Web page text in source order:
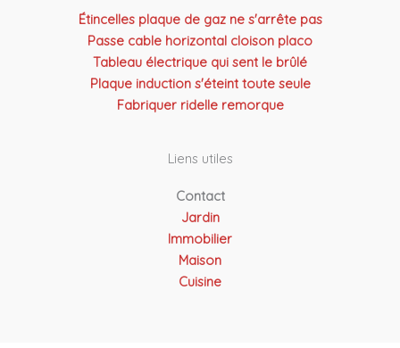
Étincelles plaque de gaz ne s'arrête pas
Passe cable horizontal cloison placo
Tableau électrique qui sent le brûlé
Plaque induction s'éteint toute seule
Fabriquer ridelle remorque
Liens utiles
Contact
Jardin
Immobilier
Maison
Cuisine